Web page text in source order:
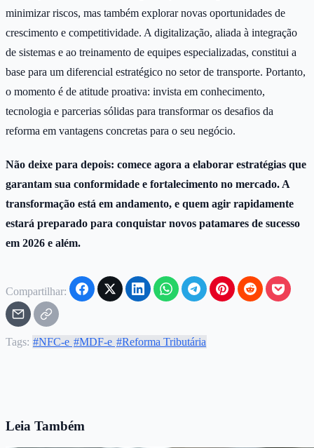
minimizar riscos, mas também explorar novas oportunidades de
crescimento e competitividade. A digitalização, aliada à integração
de sistemas e ao treinamento de equipes especializadas, constitui a
base para um diferencial estratégico no setor de transporte. Portanto,
o momento é de atitude proativa: invista em conhecimento,
tecnologia e parcerias sólidas para transformar os desafios da
reforma em vantagens concretas para o seu negócio.
Não deixe para depois: comece agora a elaborar estratégias que
garantam sua conformidade e fortalecimento no mercado. A
transformação está em andamento, e quem agir rapidamente
estará preparado para conquistar novos patamares de sucesso
em 2026 e além.
Compartilhar:
Tags: #NFC-e #MDF-e #Reforma Tributária
Leia Também